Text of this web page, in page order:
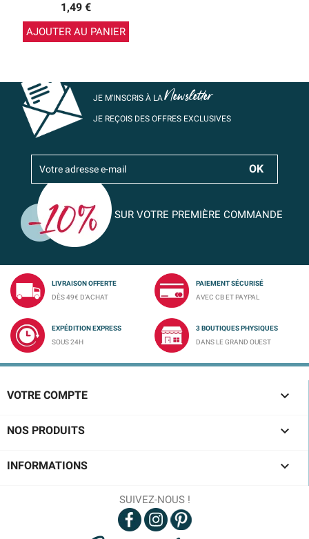
1,49 €
AJOUTER AU PANIER
JE M’INSCRIS À LANewsletter
JE REÇOIS DES OFFRES EXCLUSIVES
SUR VOTRE PREMIÈRE COMMANDE
LIVRAISON OFFERTE
DÈS 49€ D'ACHAT
PAIEMENT SÉCURISÉ
AVEC CB ET PAYPAL
EXPÉDITION EXPRESS
SOUS 24H
3 BOUTIQUES PHYSIQUES
DANS LE GRAND OUEST
VOTRE COMPTE 
NOS PRODUITS 
INFORMATIONS 
SUIVEZ-NOUS !